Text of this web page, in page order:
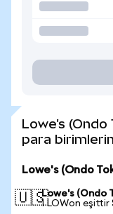
Lowe's (Ondo
para
Lowe's (Ondo
🇺🇸Lowe's (Ondo
1 LOWon eşittir